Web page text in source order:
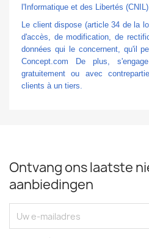
l'Informatique et des Libertés
Le client dispose (article 34 de la
d'accès, de modification, de
données qui le concernent, qu'il
Concept.com De plus,
gratuitement ou avec
clients à un tiers.
Ontvang ons laatste
aanbiedingen